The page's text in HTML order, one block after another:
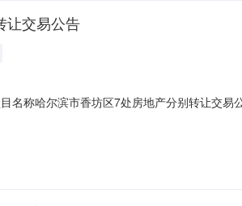
让交易公告
名称哈尔滨市香坊区7处房地产分别转让交
，存在证照未做分割或无法办理《不动产权证